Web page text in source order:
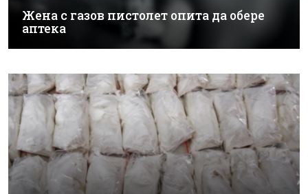
Жена с газов пистолет опита да обере
аптека